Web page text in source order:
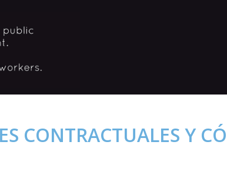
CONTRACTUALES Y